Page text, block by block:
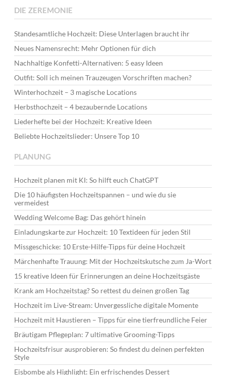
DIE ZEREMONIE
Standesamtliche Hochzeit: Diese Unterlagen braucht ihr
Neues Namensrecht: Mehr Optionen für dich
Nachhaltige Konfetti-Alternativen: 5 easy Ideen
Outfit: Soll ich meinen Trauzeugen Vorschriften machen?
Winterhochzeit – 3 magische Locations
Herbsthochzeit – 4 bezaubernde Locations
Liederhefte bei der Hochzeit: Kreative Ideen
Beliebte Hochzeitslieder: Unsere Top 10
PLANUNG
Hochzeit planen mit KI: So hilft euch ChatGPT
Die 10 häufigsten Hochzeitspannen – und wie du sie
vermeidest
Wedding Welcome Bag: Das gehört hinein
Einladungskarte zur Hochzeit: 10 Textideen für jeden Stil
Missgeschicke: 10 Erste-Hilfe-Tipps für deine Hochzeit
Märchenhafte Trauung: Mit der Hochzeitskutsche zum Ja-Wort
15 kreative Ideen für Erinnerungen an deine Hochzeitsgäste
Krank am Hochzeitstag? So rettest du deinen großen Tag
Hochzeit im Live-Stream: Unvergessliche digitale Momente
Hochzeit mit Haustieren – Tipps für eine tierfreundliche Feier
Bräutigam Pflegeplan: 7 ultimative Grooming-Tipps
Hochzeitsfrisur ausprobieren: So findest du deinen perfekten
Style
Eisbombe als Highlight: Ein erfrischendes Dessert